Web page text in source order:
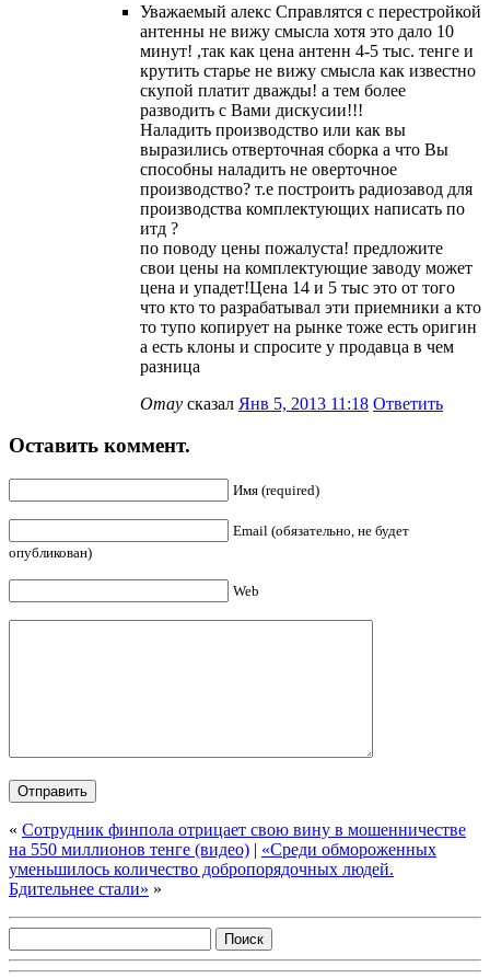
Уважаемый алекс Справлятся с перестройкой
антенны не вижу смысла хотя это дало 10
минут! ,так как цена антенн 4-5 тыс. тенге и
крутить старье не вижу смысла как известно
скупой платит дважды! а тем более
разводить с Вами дискусии!!!
Наладить производство или как вы
выразились отверточная сборка а что Вы
способны наладить не оверточное
производство? т.е построить радиозавод для
производства комплектующих написать по
итд ?
по поводу цены пожалуста! предложите
свои цены на комплектующие заводу может
цена и упадет!Цена 14 и 5 тыс это от того
что кто то разрабатывал эти приемники а кто
то тупо копирует на рынке тоже есть оригин
а есть клоны и спросите у продавца в чем
разница
Отау сказал Янв 5, 2013 11:18 Ответить
Оставить коммент.
Имя (required)
Email (обязательно, не будет
опубликован)
Web
« Сотрудник финпола отрицает свою вину в мошенничестве
на 550 миллионов тенге (видео) | «Cреди обмороженных
уменьшилось количество добропорядочных людей.
Бдительнее стали» »